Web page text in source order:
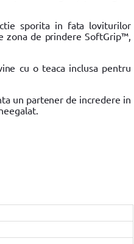
sporita in fata loviturilor
zona de prindere SoftGrip™,
cu o teaca inclusa pentru
un partener de incredere in